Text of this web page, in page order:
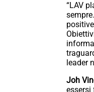
“LAV
leader
Joh
essersi